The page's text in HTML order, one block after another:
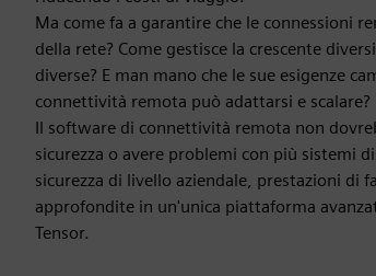
Ma come fa a garantire che le connessioni
della rete? Come gestisce la crescente
diverse? E man mano che le sue esigenze
connettività remota può adattarsi e scalare?
Il software di connettività remota non
sicurezza o avere problemi con più sistemi
sicurezza di livello aziendale, prestazioni di
approfondite in un'unica piattaforma
Tensor.